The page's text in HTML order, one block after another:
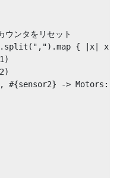
ンタをリセット
{ |x|
#{sensor2} -> Motors: